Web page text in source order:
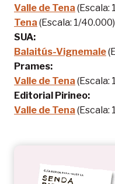
Valle de Tena (Escala:
Tena (Escala: 1/40.000)
SUA:
Balaitús-Vignemale
Prames:
Valle de Tena (Escala:
Editorial Pirineo:
Valle de Tena (Escala: